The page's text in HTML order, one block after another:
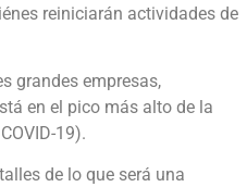
reiniciarán actividades de
grandes empresas,
en el pico más alto de la
19).
de lo que será una